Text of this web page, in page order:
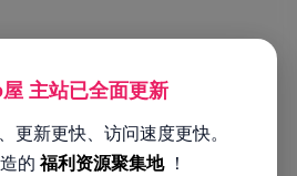
主站已全面更新
更新更快、访问速度更快。
的福利资源聚集地 ！